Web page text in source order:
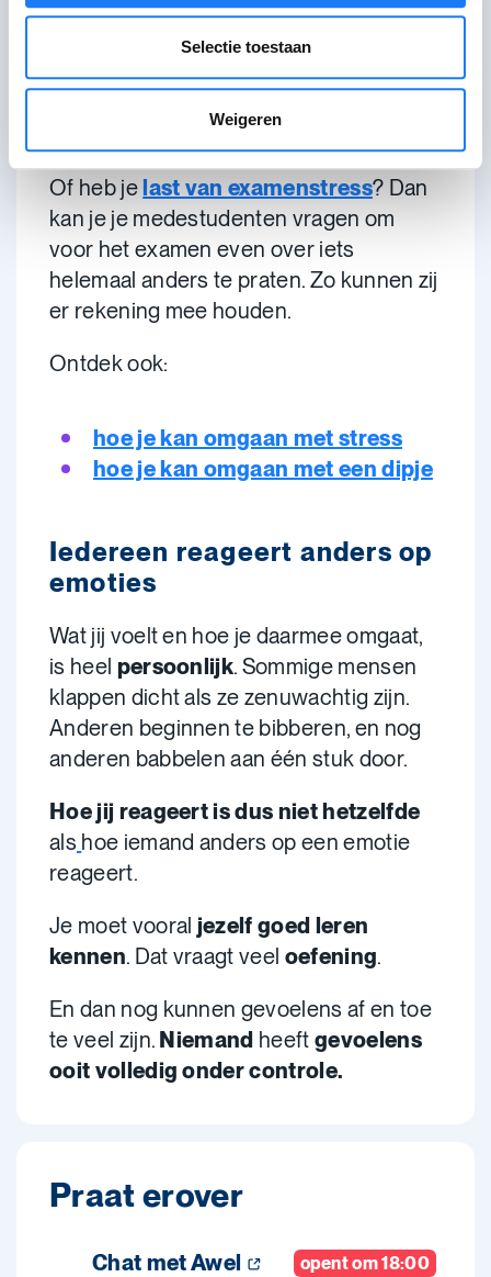
Selectie toestaan
Weigeren
gevoelens herkent
sneller ingrijpen. Je kan bijvoorbeeld
te laten als je wat overprikkeld bent.
Of heb je last van examenstress? Dan
kan je je medestudenten vragen om
voor het examen even over iets
helemaal anders te praten. Zo kunnen zij
er rekening mee houden.
Ontdek ook:
hoe je kan omgaan met stress
hoe je kan omgaan met een dipje
Iedereen reageert anders op
emoties
Wat jij voelt en hoe je daarmee omgaat,
is heel persoonlijk. Sommige mensen
klappen dicht als ze zenuwachtig zijn.
Anderen beginnen te bibberen, en nog
anderen babbelen aan één stuk door.
Hoe jij reageert is dus niet hetzelfde
als hoe iemand anders op een emotie
reageert.
Je moet vooral jezelf goed leren
kennen. Dat vraagt veel oefening.
En dan nog kunnen gevoelens af en toe
te veel zijn. Niemand heeft gevoelens
ooit volledig onder controle.
Praat erover
opent om 18:00
Chat met Awel